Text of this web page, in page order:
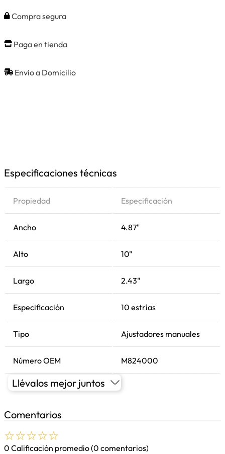
Compra segura
Paga en tienda
Envio a Domicilio
Especificaciones técnicas
Propiedad Especificación
Ancho 4.87"
Alto 10"
Largo 2.43"
Especificación 10 estrías
Tipo Ajustadores manuales
Número OEM M824000
Llévalos mejor juntos
Comentarios
☆☆☆☆☆
0 Calificación promedio(0 comentarios)